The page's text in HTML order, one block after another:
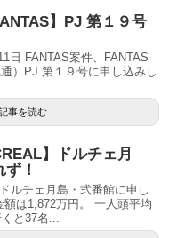
】PJ 第１９号
FANTAS案件、FANTAS
）PJ 第１９号に申し込みし
事を読む
】ドルチェ月
！
ルチェ月島・弐番館に申し
は1,872万円。 一人頭平均
と37名...